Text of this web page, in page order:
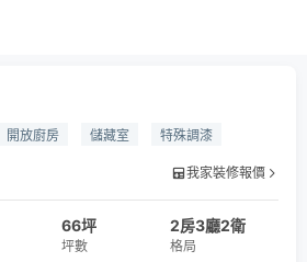
開放廚房 儲藏室
特殊調漆
我家裝修報價
66坪
坪數
2房3廳2衛
格局